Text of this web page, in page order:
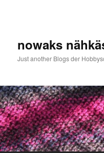
nowaks
Just another Blogs der